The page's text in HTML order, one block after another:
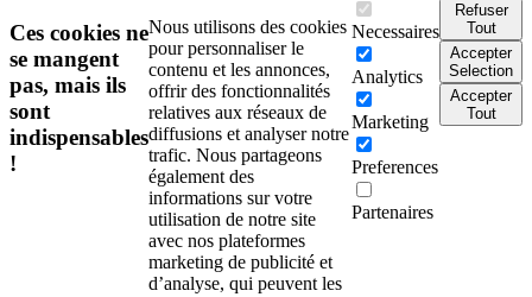
Ces cookies ne
se mangent
pas, mais ils
sont
indispensables
!
Nous utilisons des cookies
pour personnaliser le
contenu et les annonces,
offrir des fonctionnalités
relatives aux réseaux de
diffusions et analyser notre
trafic. Nous partageons
également des
informations sur votre
utilisation de notre site
avec nos plateformes
marketing de publicité et
d’analyse, qui peuvent les
Necessaires
Analytics
Marketing
Preferences
Partenaires
Refuser
Tout
Accepter
Selection
Accepter
Tout